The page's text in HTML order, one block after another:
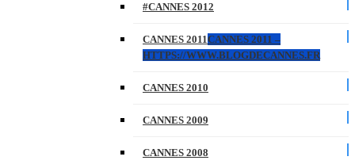
#CANNES 2012
CANNES 2011CANNES 2011 –
HTTPS://WWW.BLOGDECANNES.FR
CANNES 2010
CANNES 2009
CANNES 2008